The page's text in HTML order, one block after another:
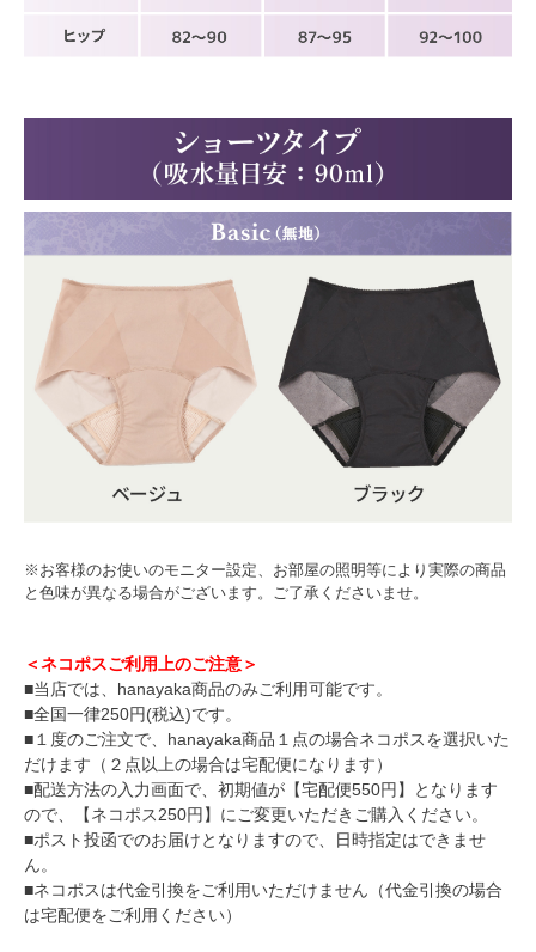
※お客様のお使いのモニター設定、お部屋の照明等により実際の商品
と色味が異なる場合がございます。ご了承くださいませ。
＜ネコポスご利用上のご注意＞
■当店では、hanayaka商品のみご利用可能です。
■全国一律250円(税込)です。
■１度のご注文で、hanayaka商品１点の場合ネコポスを選択いた
だけます（２点以上の場合は宅配便になります）
■配送方法の入力画面で、初期値が【宅配便550円】となります
ので、【ネコポス250円】にご変更いただきご購入ください。
■ポスト投函でのお届けとなりますので、日時指定はできませ
ん。
■ネコポスは代金引換をご利用いただけません（代金引換の場合
は宅配便をご利用ください）